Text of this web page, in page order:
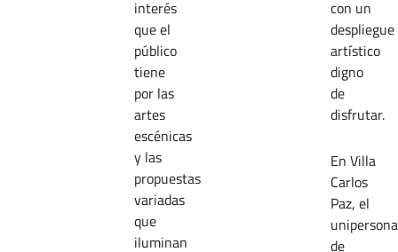
interés
que el
público
tiene
por las
artes
escénicas
y las
propuestas
variadas
que
iluminan
con un
despliegue
artístico
digno
de
disfrutar.
En Villa
Carlos
Paz, el
de